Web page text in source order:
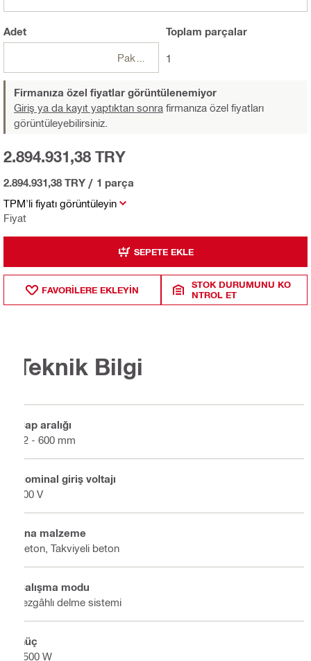
Adet Toplam parçalar
1
Firmanıza özel fiyatlar görüntülenemiyor
Giriş ya da kayıt yaptıktan sonra firmanıza özel fiyatları
görüntüleyebilirsiniz.
TPM'li fiyatı görüntüleyin
Fiyat
2.894.931,38 TRY
2.894.931,38 TRY / 1 parça
SEPETE EKLE
FAVORILERE EKLEYIN
STOK DURUMUNU KO
NTROL ET
Teknik Bilgi
Çap aralığı
82 - 600 mm
Nominal giriş voltajı
400 V
Ana malzeme
Beton, Takviyeli beton
Çalışma modu
Tezgâhlı delme sistemi
Güç
5500 W